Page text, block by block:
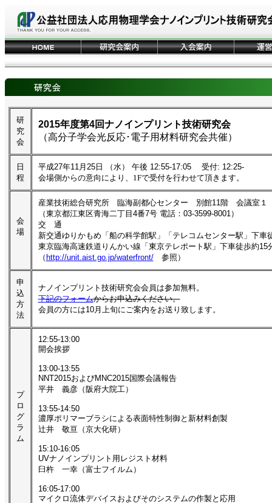
研
究
会
2015年度第4回ナノインプリント技術研究会
（高分子学会光反応･電子用材料研究会共催）
日
程
平成27年11月25日 （水） 午後 12:55-17:05 受付: 12:25-
会場側からの意向により、1Fで受付を行わせて頂きます。
会
場
産業技術総合研究所 臨海副都心センター 別館11階 会議室１
（東京都江東区青海二丁目4番7号 電話：03-3599-8001）
交 通
新交通ゆりかもめ「船の科学館駅」「テレコムセンター駅」下車
東京臨海高速鉄道りんかい線「東京テレポート駅」下車徒歩約15
（ http://unit.aist.go.jp/waterfront/参照）
申
込
方
法
ナノインプリント技術研究会会員は参加無料。
下記のフォームからお申込みください。
会員の方には10月上旬にご案内をお送り致します。
プ
ロ
グ
ラ
ム
12:55-13:00
開会挨拶
13:00-13:55
NNT2015およびMNC2015国際会議報告
平井 義彦（阪府大院工）
13:55-14:50
濃厚ポリマーブラシによる表面特性制御と新材料創製
辻井 敬亘（京大化研）
15:10-16:05
UVナノインプリント用レジスト材料
臼杵 一幸（富士フイルム）
16:05-17:00
マイクロ流体デバイスおよびそのシステムの作製と応用